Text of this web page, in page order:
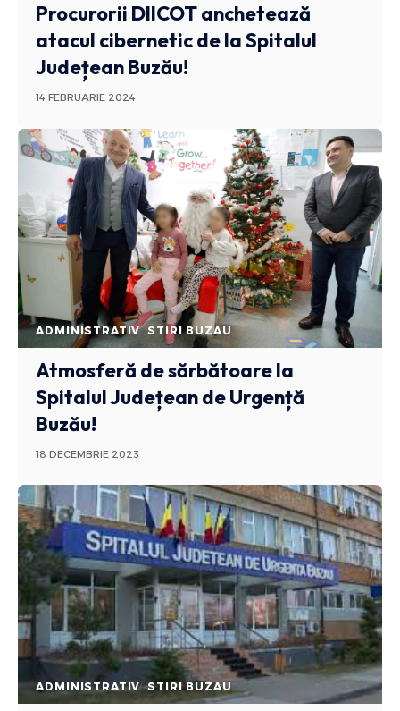
Procurorii DIICOT anchetează
atacul cibernetic de la Spitalul
Județean Buzău!
14 FEBRUARIE 2024
ADMINISTRATIV STIRI BUZAU
Atmosferă de sărbătoare la
Spitalul Județean de Urgență
Buzău!
18 DECEMBRIE 2023
ADMINISTRATIV STIRI BUZAU